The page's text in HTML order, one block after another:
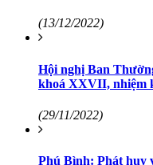
(13/12/2022)
Hội nghị Ban
khoá XXVII, nhiệm
(29/11/2022)
Phú Bình: Phát huy